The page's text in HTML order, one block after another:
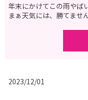
年末にかけてこの雨やば
まぁ天気には、勝てま
2023/12/01